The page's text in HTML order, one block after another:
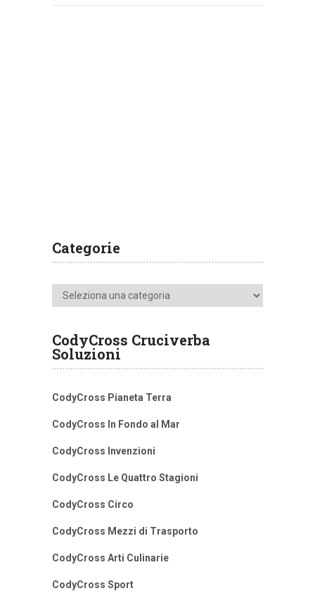
Categorie
Categorie
CodyCross Cruciverba
Soluzioni
CodyCross Pianeta Terra
CodyCross In Fondo al Mar
CodyCross Invenzioni
CodyCross Le Quattro Stagioni
CodyCross Circo
CodyCross Mezzi di Trasporto
CodyCross Arti Culinarie
CodyCross Sport